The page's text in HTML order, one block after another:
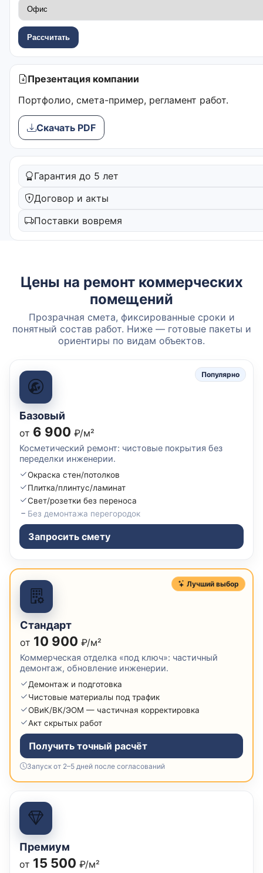
Рассчитать
Презентация компании
Портфолио, смета-пример, регламент работ.
Скачать PDF
Гарантия до 5 лет
Договор и акты
Поставки вовремя
Цены на ремонт коммерческих
помещений
Прозрачная смета, фиксированные сроки и
понятный состав работ. Ниже — готовые пакеты и
ориентиры по видам объектов.
Популярно
Базовый
от 6 900 ₽/м²
Косметический ремонт: чистовые покрытия без
переделки инженерии.
Окраска стен/потолков
Плитка/плинтус/ламинат
Свет/розетки без переноса
Без демонтажа перегородок
Запросить смету
Лучший выбор
Стандарт
от 10 900 ₽/м²
Коммерческая отделка «под ключ»: частичный
демонтаж, обновление инженерии.
Демонтаж и подготовка
Чистовые материалы под трафик
ОВиК/ВК/ЭОМ — частичная корректировка
Акт скрытых работ
Получить точный расчёт
Запуск от 2–5 дней после согласований
Премиум
от 15 500 ₽/м²